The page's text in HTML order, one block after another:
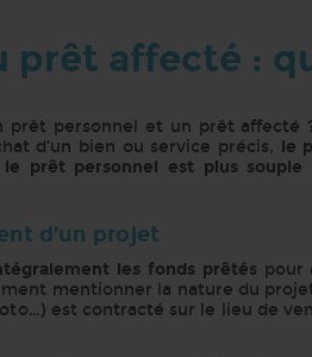
prêt affecté :
personnel et un prêt affecté
d’un bien ou service précis, le
le prêt personnel est plus souple
d’un projet
les fonds prêtés pour
mentionner la nature du
est contracté sur le lieu de